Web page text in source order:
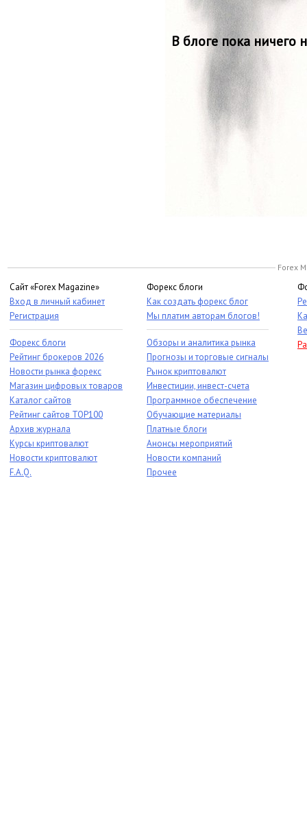
В блоге пока ничего
Forex
Сайт «Forex Magazine»
Вход в личный кабинет
Регистрация
Форекс блоги
Рейтинг брокеров 2026
Новости рынка форекс
Магазин цифровых товаров
Каталог сайтов
Рейтинг сайтов TOP100
Архив журнала
Курсы криптовалют
Новости криптовалют
F.A.Q.
Форекс блоги
Как создать форекс блог
Мы платим авторам блогов!
Обзоры и аналитика рынка
Прогнозы и торговые сигналы
Рынок криптовалют
Инвестиции, инвест-счета
Программное обеспечение
Обучающие материалы
Платные блоги
Анонсы мероприятий
Новости компаний
Прочее